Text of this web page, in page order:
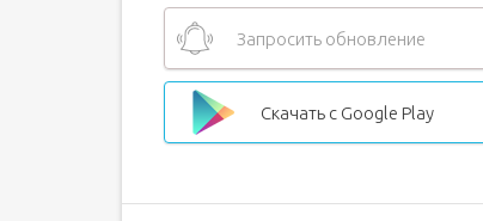
Запросить обновление
Скачать с Google Play